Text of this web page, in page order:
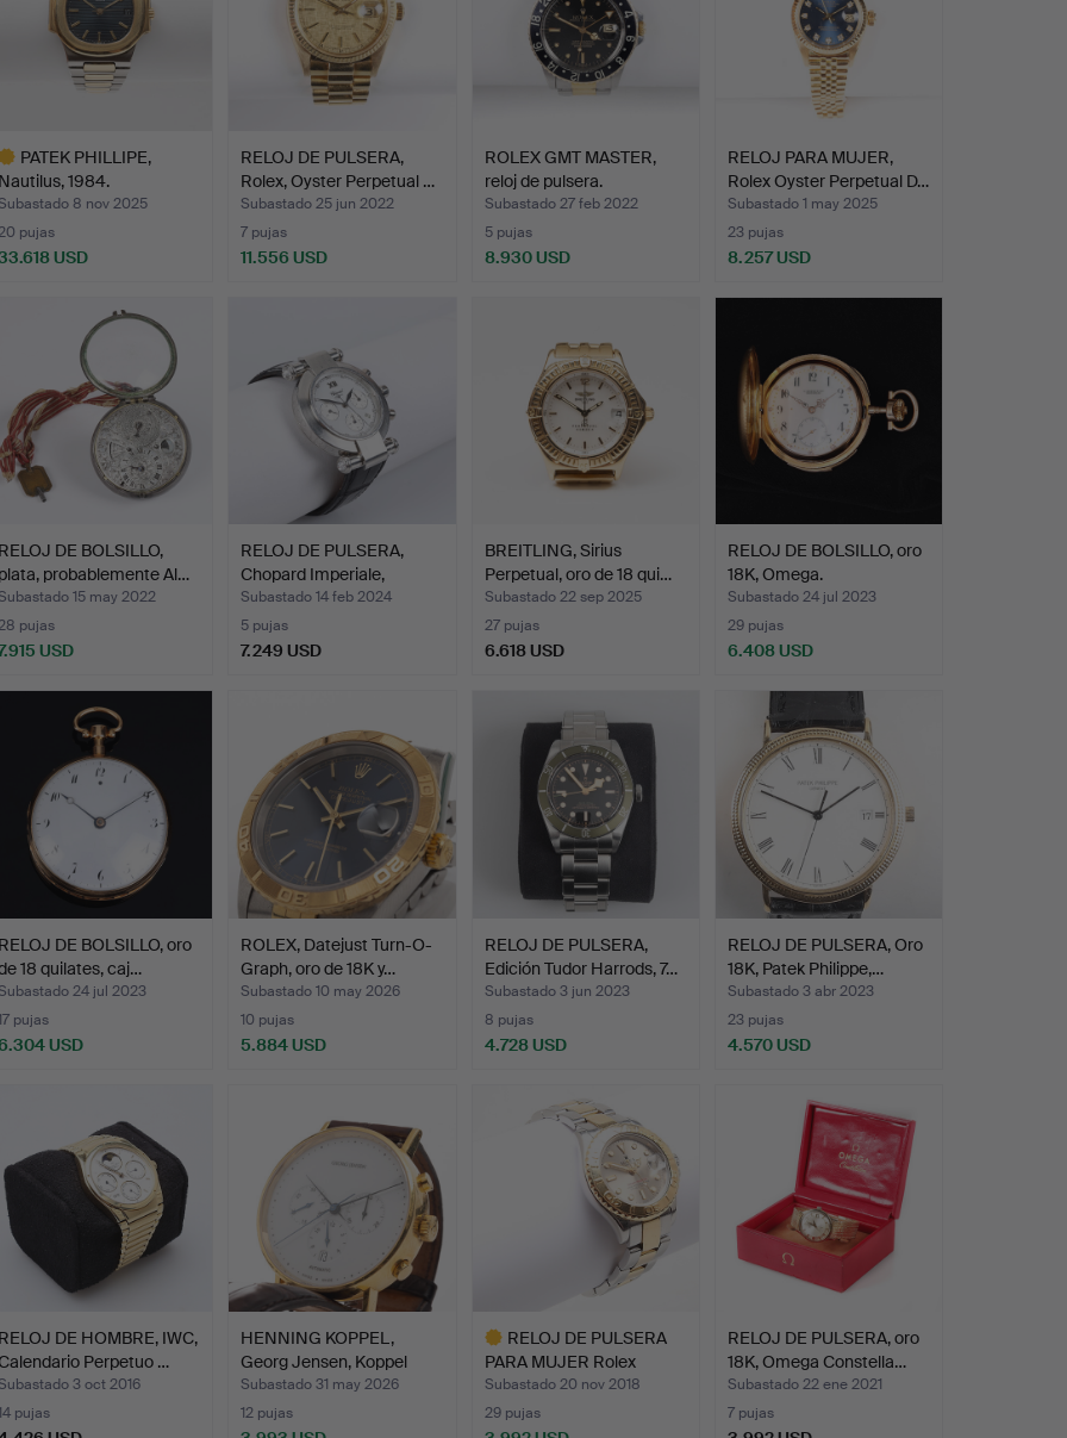
PATEK PHILLIPE,
1984.
8 nov 2025
pujas
USD
RELOJ DE PULSERA,
Rolex, Oyster Perpetual …
Subastado 25 jun 2022
7 pujas
11.556 USD
ROLEX GMT MASTER,
reloj de pulsera.
Subastado 27 feb 2022
5 pujas
8.930 USD
RELOJ PARA MUJER,
Rolex Oyster Perpetual D…
Subastado 1 may 2025
23 pujas
8.257 USD
DE BOLSILLO,
probablemente Al…
15 may 2022
pujas
USD
RELOJ DE PULSERA,
Chopard Imperiale,
Cronó…
Subastado 14 feb 2024
5 pujas
7.249 USD
BREITLING, Sirius
Perpetual, oro de 18 qui…
Subastado 22 sep 2025
27 pujas
6.618 USD
RELOJ DE BOLSILLO, oro
18K, Omega.
Subastado 24 jul 2023
29 pujas
6.408 USD
DE BOLSILLO, oro
18 quilates, caj…
24 jul 2023
pujas
USD
ROLEX, Datejust Turn-O-
Graph, oro de 18K y…
Subastado 10 may 2026
10 pujas
5.884 USD
RELOJ DE PULSERA,
Edición Tudor Harrods, 7…
Subastado 3 jun 2023
8 pujas
4.728 USD
RELOJ DE PULSERA, Oro
18K, Patek Philippe,…
Subastado 3 abr 2023
23 pujas
4.570 USD
DE HOMBRE, IWC,
Perpetuo …
3 oct 2016
pujas
HENNING KOPPEL,
Georg Jensen, Koppel
Chron…
Subastado 31 may 2026
12 pujas
RELOJ DE PULSERA
PARA MUJER Rolex
Yacht-Ma…
Subastado 20 nov 2018
29 pujas
RELOJ DE PULSERA, oro
18K, Omega Constella…
Subastado 22 ene 2021
7 pujas